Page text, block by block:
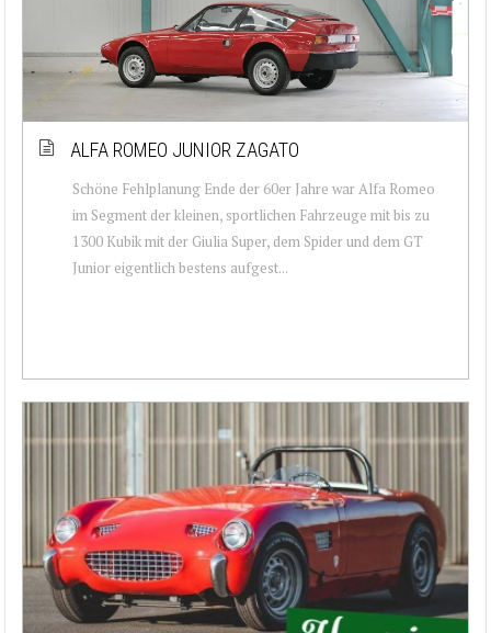
ALFA ROMEO JUNIOR ZAGATO
Schöne Fehlplanung Ende der 60er Jahre war Alfa Romeo
im Segment der kleinen, sportlichen Fahrzeuge mit bis zu
1300 Kubik mit der Giulia Super, dem Spider und dem GT
Junior eigentlich bestens aufgest...